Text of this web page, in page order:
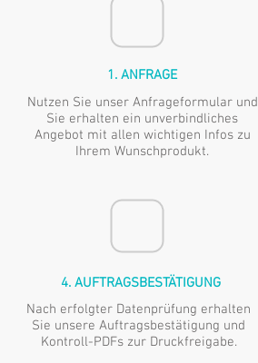
1. ANFRAGE
Nutzen Sie unser Anfrageformular und
Sie erhalten ein unverbindliches
Angebot mit allen wichtigen Infos zu
Ihrem Wunschprodukt.
4. AUFTRAGSBESTÄTIGUNG
Nach erfolgter Datenprüfung erhalten
Sie unsere Auftragsbestätigung und
Kontroll-PDFs zur Druckfreigabe.